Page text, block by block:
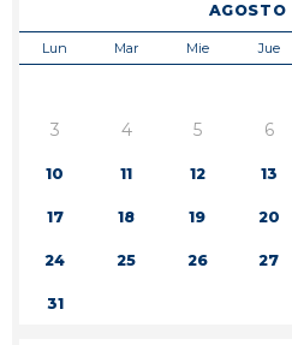
AGOSTO
Lun Mar Mie Jue
3
4 5 6
10 11 12 13
17 18 19 20
24 25 26 27
31